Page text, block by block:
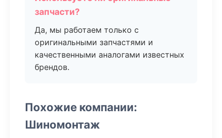
запчасти?
Да, мы работаем только с
оригинальными запчастями и
качественными аналогами известных
брендов.
Похожие компании:
Шиномонтаж